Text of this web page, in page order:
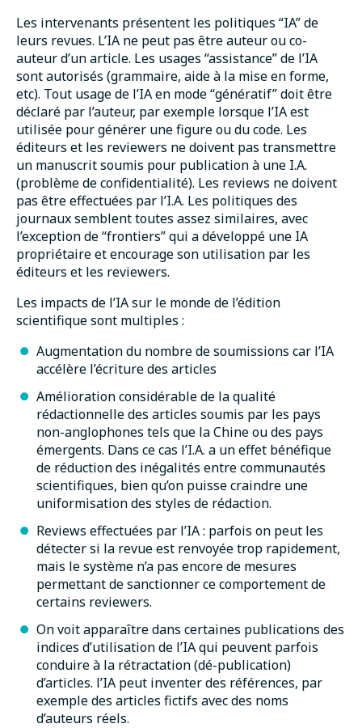
Les intervenants présentent les politiques “IA” de
leurs revues. L’IA ne peut pas être auteur ou co-
auteur d’un article. Les usages “assistance” de l’IA
sont autorisés (grammaire, aide à la mise en forme,
etc). Tout usage de l’IA en mode “génératif” doit être
déclaré par l’auteur, par exemple lorsque l’IA est
utilisée pour générer une figure ou du code. Les
éditeurs et les reviewers ne doivent pas transmettre
un manuscrit soumis pour publication à une I.A.
(problème de confidentialité). Les reviews ne doivent
pas être effectuées par l’I.A. Les politiques des
journaux semblent toutes assez similaires, avec
l’exception de “frontiers” qui a développé une IA
propriétaire et encourage son utilisation par les
éditeurs et les reviewers.
Les impacts de l’IA sur le monde de l’édition
scientifique sont multiples :
Augmentation du nombre de soumissions car l’IA
accélère l’écriture des articles
Amélioration considérable de la qualité
rédactionnelle des articles soumis par les pays
non-anglophones tels que la Chine ou des pays
émergents. Dans ce cas l’I.A. a un effet bénéfique
de réduction des inégalités entre communautés
scientifiques, bien qu’on puisse craindre une
uniformisation des styles de rédaction.
Reviews effectuées par l’IA : parfois on peut les
détecter si la revue est renvoyée trop rapidement,
mais le système n’a pas encore de mesures
permettant de sanctionner ce comportement de
certains reviewers.
On voit apparaître dans certaines publications des
indices d’utilisation de l’IA qui peuvent parfois
conduire à la rétractation (dé-publication)
d’articles. l’IA peut inventer des références, par
exemple des articles fictifs avec des noms
d’auteurs réels.